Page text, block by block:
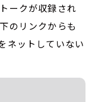
ークが収録され
のリンクからも
ネットしていない